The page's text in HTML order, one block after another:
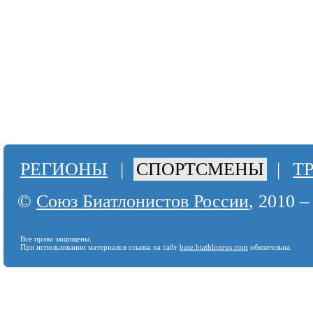
РЕГИОНЫ | СПОРТСМЕНЫ |
© Союз Биатлонистов России, 2010
Все права защищены.
При использовании материалов ссылка на сайт base.biathlonrus.com обязательна.